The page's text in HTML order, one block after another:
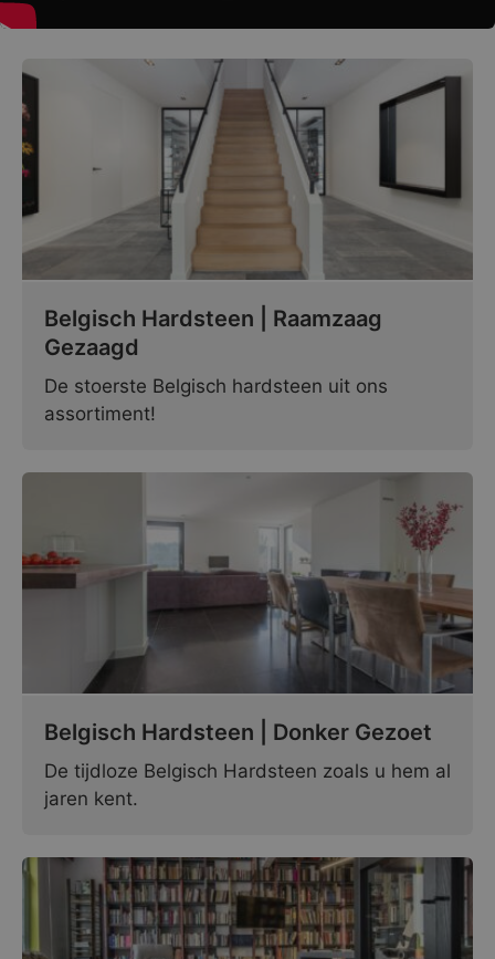
Belgisch Hardsteen | Raamzaag
Gezaagd
De stoerste Belgisch hardsteen uit ons
assortiment!
Belgisch Hardsteen | Donker Gezoet
De tijdloze Belgisch Hardsteen zoals u hem al
jaren kent.